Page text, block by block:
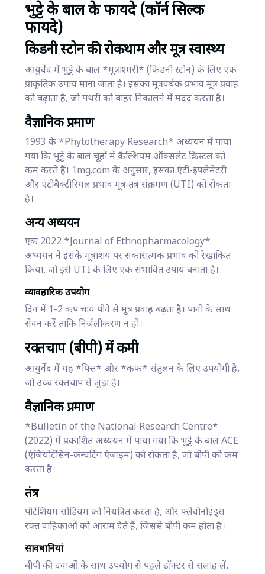
भुट्टे के बाल के फायदे (कॉर्न सिल्क
फायदे)
किडनी स्टोन की रोकथाम और मूत्र स्वास्थ्य
आयुर्वेद में भुट्टे के बाल *मूत्राश्मरी* (किडनी स्टोन) के लिए एक
प्राकृतिक उपाय माना जाता है। इसका मूत्रवर्धक प्रभाव मूत्र प्रवाह
को बढ़ाता है, जो पथरी को बाहर निकालने में मदद करता है।
वैज्ञानिक प्रमाण
1993 के *Phytotherapy Research* अध्ययन में पाया
गया कि भुट्टे के बाल चूहों में कैल्शियम ऑक्सलेट क्रिस्टल को
कम करते हैं। 1mg.com के अनुसार, इसका एंटी-इंफ्लेमेटरी
और एंटीबैक्टीरियल प्रभाव मूत्र तंत्र संक्रमण (UTI) को रोकता
है।
अन्य अध्ययन
एक 2022 *Journal of Ethnopharmacology*
अध्ययन ने इसके मूत्राशय पर सकारात्मक प्रभाव को रेखांकित
किया, जो इसे UTI के लिए एक संभावित उपाय बनाता है।
व्यावहारिक उपयोग
दिन में 1-2 कप चाय पीने से मूत्र प्रवाह बढ़ता है। पानी के साथ
सेवन करें ताकि निर्जलीकरण न हो।
रक्तचाप (बीपी) में कमी
आयुर्वेद में यह *पित्त* और *कफ* संतुलन के लिए उपयोगी है,
जो उच्च रक्तचाप से जुड़ा है।
वैज्ञानिक प्रमाण
*Bulletin of the National Research Centre*
(2022) में प्रकाशित अध्ययन में पाया गया कि भुट्टे के बाल ACE
(एंजियोटेंसिन-कन्वर्टिंग एंजाइम) को रोकता है, जो बीपी को कम
करता है।
तंत्र
पोटैशियम सोडियम को नियंत्रित करता है, और फ्लेवोनोइड्स
रक्त वाहिकाओं को आराम देते हैं, जिससे बीपी कम होता है।
सावधानियां
बीपी की दवाओं के साथ उपयोग से पहले डॉक्टर से सलाह लें,